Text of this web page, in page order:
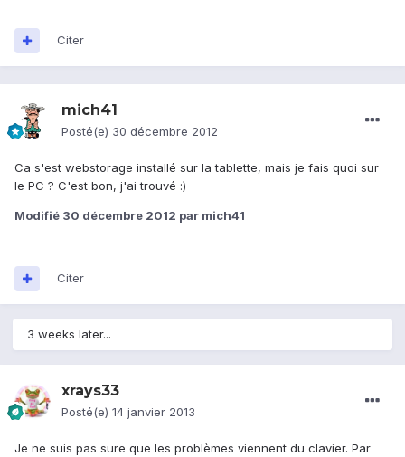
Citer
mich41
Posté(e) 30 décembre 2012
Ca s'est webstorage installé sur la tablette, mais je fais quoi sur
le PC ? C'est bon, j'ai trouvé :)
Modifié 30 décembre 2012 par mich41
Citer
3 weeks later...
xrays33
Posté(e) 14 janvier 2013
Je ne suis pas sure que les problèmes viennent du clavier. Par